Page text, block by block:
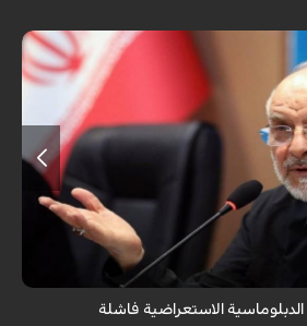
الإيراني أن التصريحات الاستعراضية
نفعاً، واصفاً إياها بالدبلوماسية الفاشلة.
الاستعراضية فاشلة